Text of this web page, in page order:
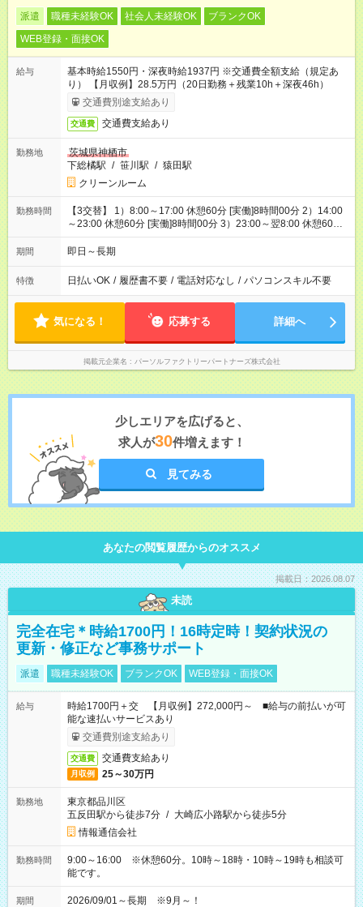
派遣 職種未経験OK 社会人未経験OK
ブランクOK
WEB登録・面接OK
給与
基本時給1550円・深夜時給1937円 ※交通費全額支給（規定あ
り） 【月収例】28.5万円（20日勤務＋残業10h＋深夜46h）
交通費別途支給あり
交通費 交通費支給あり
勤務地
茨城県神栖市
下総橘駅 / 笹川駅 / 猿田駅
クリーンルーム
勤務時間
【3交替】 1）8:00～17:00 休憩60分 [実働]8時間00分 2）14:00
～23:00 休憩60分 [実働]8時間00分 3）23:00～翌8:00 休憩60
分 [実働]8時間00分
期間 即日～長期
特徴 日払いOK / 履歴書不要 / 電話対応なし / パソコンスキル不要
気になる！ 応募する 詳細へ
掲載元企業名 パーソルファクトリーパートナーズ株式会社
少しエリアを広げると、
求人が30件増えます！
見てみる
あなたの閲覧履歴からのオススメ
掲載日：2026.08.07
未読
完全在宅＊時給1700円！16時定時！契約状況の
更新・修正など事務サポート
派遣 職種未経験OK ブランクOK WEB登録・面接OK
給与
時給1700円＋交 【月収例】272,000円～ ■給与の前払いが可
能な速払いサービスあり
交通費別途支給あり
交通費 交通費支給あり
月収例 25～30万円
勤務地
東京都品川区
五反田駅から徒歩7分 / 大崎広小路駅から徒歩5分
情報通信会社
勤務時間
9:00～16:00 ※休憩60分。10時～18時・10時～19時も相談可
能です。
期間 2026/09/01～長期 ※9月～！